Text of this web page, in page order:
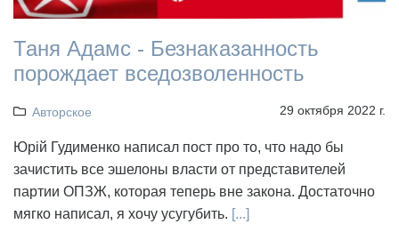
Таня Адамс - Безнаказанность
порождает вседозволенность
Авторское 29 октября 2022 г.
Юрій Гудименко написал пост про то, что надо бы
зачистить все эшелоны власти от представителей
партии ОПЗЖ, которая теперь вне закона. Достаточно
мягко написал, я хочу усугубить. [...]